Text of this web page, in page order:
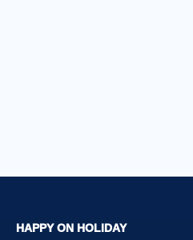
HAPPY ON HOLIDAY